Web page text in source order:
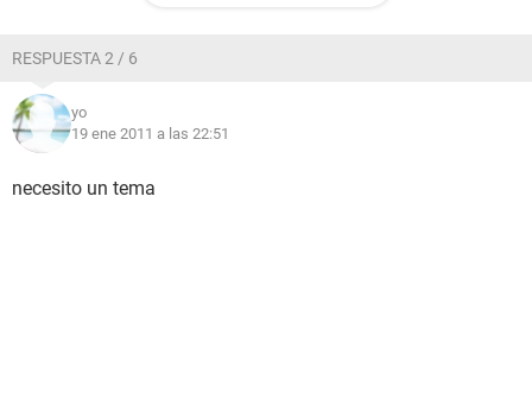
RESPUESTA 2 / 6
yo
19 ene 2011 a las 22:51
necesito un tema